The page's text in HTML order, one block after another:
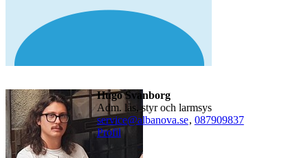
Hugo Svanborg
adm. lås, styr och larmsys
service@albanova.se, 087909837
Profil